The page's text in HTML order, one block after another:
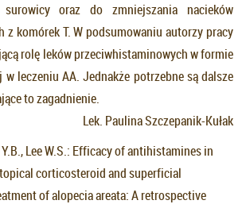
oraz do zmniejszania nacieków
z komórek T. W podsumowaniu autorzy pracy
rolę leków przeciwhistaminowych w formie
leczeniu AA. Jednakże potrzebne są dalsze
to zagadnienie.
Lek. Paulina Szczepanik-Kułak
Lee W.S.: Efficacy of antihistamines in
corticosteroid and superficial
of alopecia areata: A retrospective